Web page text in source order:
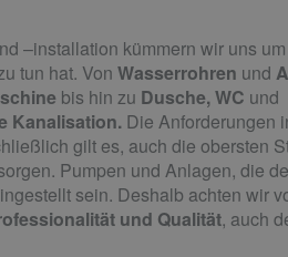
–installation kümmern wir uns
tun hat. Von Wasserrohren und
bis hin zu Dusche, WC und
Kanalisation. Die Anforderungen
gilt es, auch die obersten
Pumpen und Anlagen, die
sein. Deshalb achten wir
und Qualität, auch